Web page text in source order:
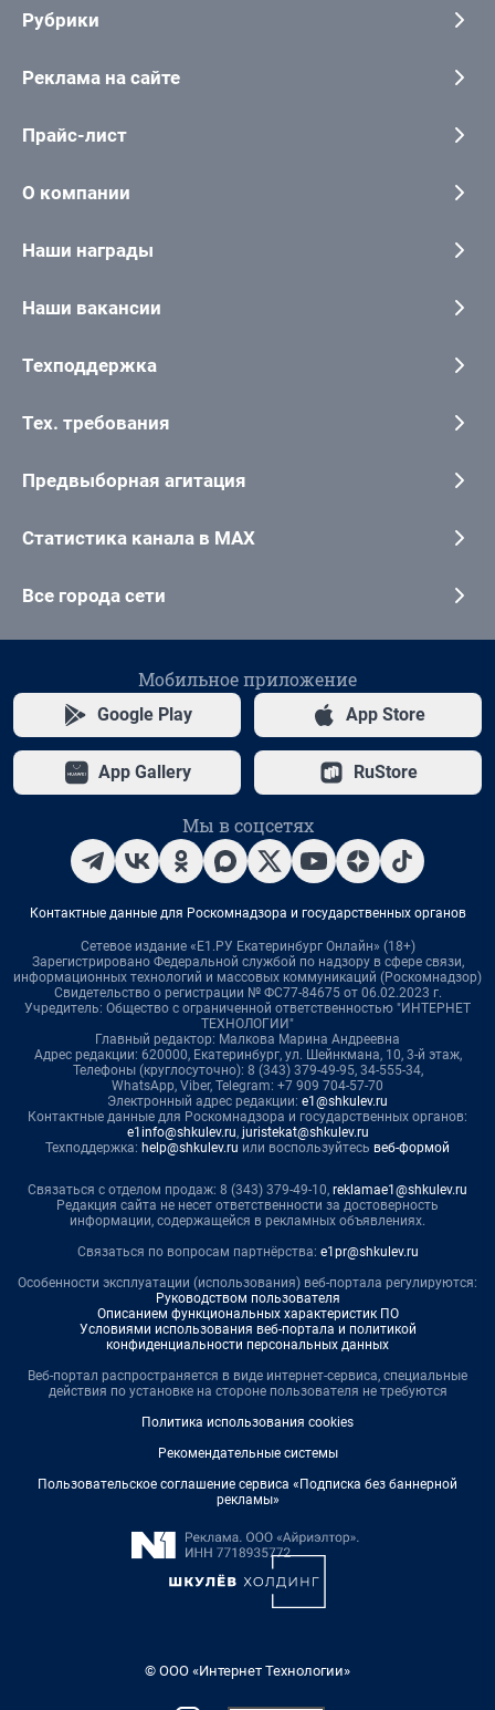
Рубрики
Реклама на сайте
Прайс-лист
О компании
Наши награды
Наши вакансии
Техподдержка
Тех. требования
Предвыборная агитация
Статистика канала в MAX
Все города сети
Мобильное приложение
Google Play App Store
App Gallery RuStore
Мы в соцсетях
Контактные данные для Роскомнадзора и государственных органов
Сетевое издание «Е1.РУ Екатеринбург Онлайн» (18+)
Зарегистрировано Федеральной службой по надзору в сфере связи,
информационных технологий и массовых коммуникаций (Роскомнадзор)
Свидетельство о регистрации № ФС77-84675 от 06.02.2023 г.
Учредитель: Общество с ограниченной ответственностью "ИНТЕРНЕТ
ТЕХНОЛОГИИ"
Главный редактор: Малкова Марина Андреевна
Адрес редакции: 620000, Екатеринбург, ул. Шейнкмана, 10, 3-й этаж,
Телефоны (круглосуточно): 8 (343) 379-49-95, 34-555-34,
WhatsApp, Viber, Telegram: +7 909 704-57-70
Электронный адрес редакции: e1@shkulev.ru
Контактные данные для Роскомнадзора и государственных органов:
e1info@shkulev.ru, juristekat@shkulev.ru
Техподдержка: help@shkulev.ru или воспользуйтесь веб-формой
Связаться с отделом продаж: 8 (343) 379-49-10, reklamae1@shkulev.ru
Редакция сайта не несет ответственности за достоверность
информации, содержащейся в рекламных объявлениях.
Связаться по вопросам партнёрства: e1pr@shkulev.ru
Особенности эксплуатации (использования) веб-портала регулируются:
Руководством пользователя
Описанием функциональных характеристик ПО
Условиями использования веб-портала и политикой
конфиденциальности персональных данных
Веб-портал распространяется в виде интернет-сервиса, специальные
действия по установке на стороне пользователя не требуются
Политика использования cookies
Рекомендательные системы
Пользовательское соглашение сервиса «Подписка без баннерной
рекламы»
© ООО «Интернет Технологии»